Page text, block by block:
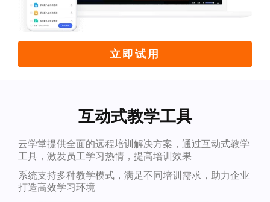
立即试用
互动式教学工具
云学堂提供全面的远程培训解决方案，通过互动式教学
工具，激发员工学习热情，提高培训效果
系统支持多种教学模式，满足不同培训需求，助力企业
打造高效学习环境